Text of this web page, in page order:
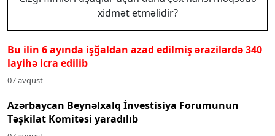
xidmət etməlidir?
Bu ilin 6 ayında işğaldan azad edilmiş ərazilərdə 340
layihə icra edilib
07 avqust
Azərbaycan Beynəlxalq İnvestisiya Forumunun
Təşkilat Komitəsi yaradılıb